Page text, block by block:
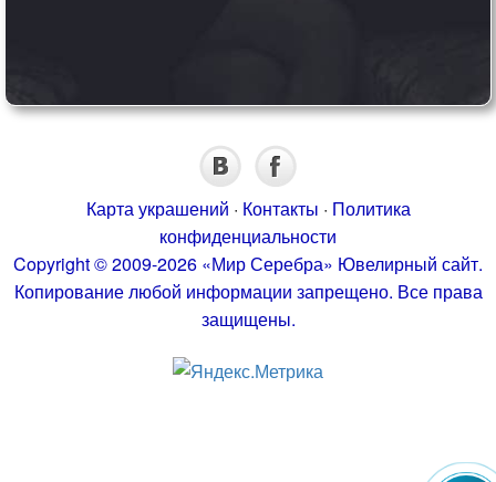
Карта украшений · Контакты · Политика
конфиденциальности
Copyright © 2009-2026 «Мир Серебра» Ювелирный сайт.
Копирование любой информации запрещено. Все права
защищены.